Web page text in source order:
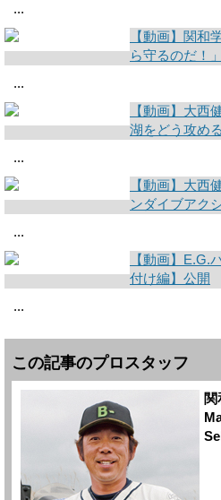
...
【動画】関和
ら守るのだ！」
...
【動画】大西
湖をどう攻める
...
【動画】大
ンダイブアク
...
【動画】E.G.
付け編】公開
...
この記事のプロスタッフ
関